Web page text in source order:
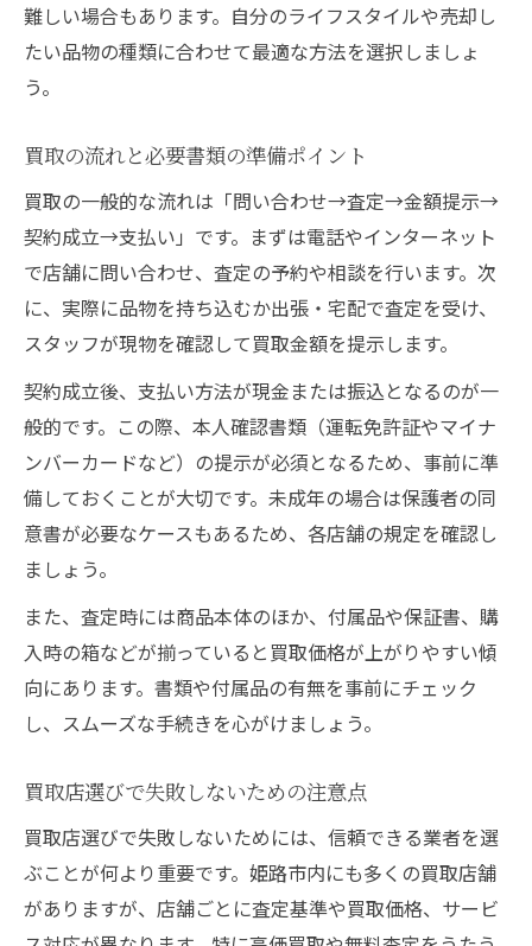
難しい場合もあります。自分のライフスタイルや売却し
たい品物の種類に合わせて最適な方法を選択しましょ
う。
買取の流れと必要書類の準備ポイント
買取の一般的な流れは「問い合わせ→査定→金額提示→
契約成立→支払い」です。まずは電話やインターネット
で店舗に問い合わせ、査定の予約や相談を行います。次
に、実際に品物を持ち込むか出張・宅配で査定を受け、
スタッフが現物を確認して買取金額を提示します。
契約成立後、支払い方法が現金または振込となるのが一
般的です。この際、本人確認書類（運転免許証やマイナ
ンバーカードなど）の提示が必須となるため、事前に準
備しておくことが大切です。未成年の場合は保護者の同
意書が必要なケースもあるため、各店舗の規定を確認し
ましょう。
また、査定時には商品本体のほか、付属品や保証書、購
入時の箱などが揃っていると買取価格が上がりやすい傾
向にあります。書類や付属品の有無を事前にチェック
し、スムーズな手続きを心がけましょう。
買取店選びで失敗しないための注意点
買取店選びで失敗しないためには、信頼できる業者を選
ぶことが何より重要です。姫路市内にも多くの買取店舗
がありますが、店舗ごとに査定基準や買取価格、サービ